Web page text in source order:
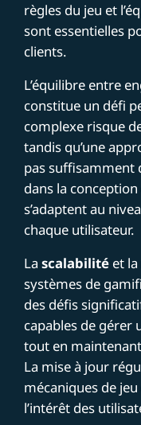
règles du jeu et
sont essentielles
clients.
L’équilibre entre
constitue un défi
complexe risque
tandis qu’une
pas suffisamment
dans la
s’adaptent au
chaque utilisateur.
La scalabilité et
systèmes de
des défis
capables de gérer
tout en
La mise à jour
mécaniques de
l’intérêt des